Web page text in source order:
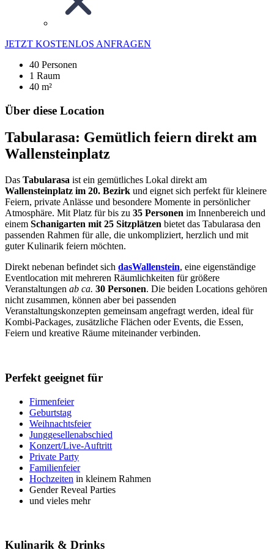
JETZT KOSTENLOS ANFRAGEN
40 Personen
1 Raum
40 m²
Über diese Location
Tabularasa: Gemütlich feiern direkt am
Wallensteinplatz
Das Tabularasa ist ein gemütliches Lokal direkt am
Wallensteinplatz im 20. Bezirk und eignet sich perfekt für kleinere
Feiern, private Anlässe und besondere Momente in persönlicher
Atmosphäre. Mit Platz für bis zu 35 Personen im Innenbereich und
einem Schanigarten mit 25 Sitzplätzen bietet das Tabularasa den
passenden Rahmen für alle, die unkompliziert, herzlich und mit
guter Kulinarik feiern möchten.
Direkt nebenan befindet sich dasWallenstein, eine eigenständige
Eventlocation mit mehreren Räumlichkeiten für größere
Veranstaltungen ab ca. 30 Personen. Die beiden Locations gehören
nicht zusammen, können aber bei passenden
Veranstaltungskonzepten gemeinsam angefragt werden, ideal für
Kombi-Packages, zusätzliche Flächen oder Events, die Essen,
Feiern und kreative Räume miteinander verbinden.
Perfekt geeignet für
Firmenfeier
Geburtstag
Weihnachtsfeier
Junggesellenabschied
Konzert/Live-Auftritt
Private Party
Familienfeier
Hochzeiten in kleinem Rahmen
Gender Reveal Parties
und vieles mehr
Kulinarik & Drinks